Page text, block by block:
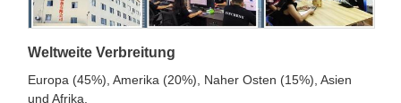
Weltweite Verbreitung
Europa (45%), Amerika (20%), Naher Osten (15%), Asien
und Afrika.